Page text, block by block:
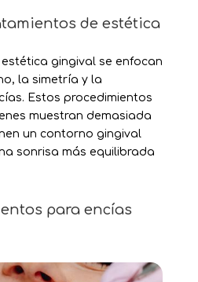
de estética
gingival se enfocan
la simetría y la
Estos procedimientos
muestran demasiada
un contorno gingival
sonrisa más equilibrada
para encías